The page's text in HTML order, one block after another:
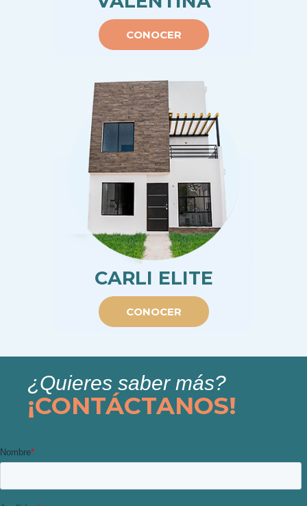
CONOCER
CARLI ELITE
CONOCER
¿Quieres saber más?
¡CONTÁCTANOS!